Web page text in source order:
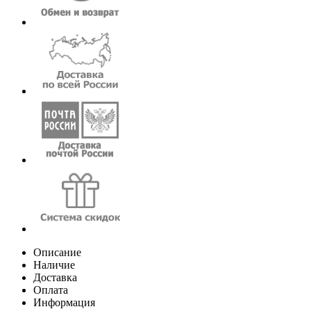
Описание
Наличие
Доставка
Оплата
Информация